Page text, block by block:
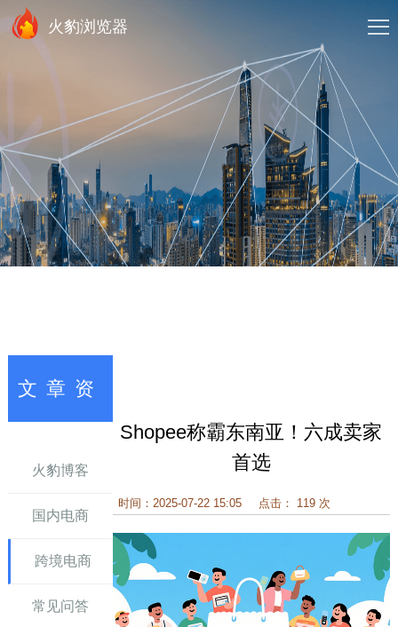
火豹浏览器
文章资
火豹博客
国内电商
跨境电商
常见问答
Shopee称霸东南亚！六成卖家
首选
时间：2025-07-22 15:05 点击： 119 次